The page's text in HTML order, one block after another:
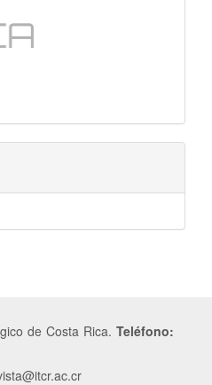
de Costa Rica. Teléfono: